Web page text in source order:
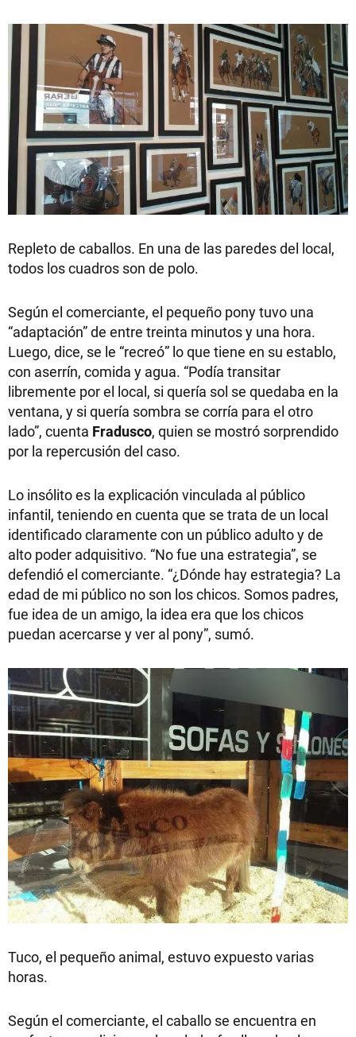
Repleto de caballos. En una de las paredes del local,
todos los cuadros son de polo.
Según el comerciante, el pequeño pony tuvo una
“adaptación” de entre treinta minutos y una hora.
Luego, dice, se le “recreó” lo que tiene en su establo,
con aserrín, comida y agua. “Podía transitar
libremente por el local, si quería sol se quedaba en la
ventana, y si quería sombra se corría para el otro
lado”, cuenta Fradusco, quien se mostró sorprendido
por la repercusión del caso.
Lo insólito es la explicación vinculada al público
infantil, teniendo en cuenta que se trata de un local
identificado claramente con un público adulto y de
alto poder adquisitivo. “No fue una estrategia”, se
defendió el comerciante. “¿Dónde hay estrategia? La
edad de mi público no son los chicos. Somos padres,
fue idea de un amigo, la idea era que los chicos
puedan acercarse y ver al pony”, sumó.
Tuco, el pequeño animal, estuvo expuesto varias
horas.
Según el comerciante, el caballo se encuentra en